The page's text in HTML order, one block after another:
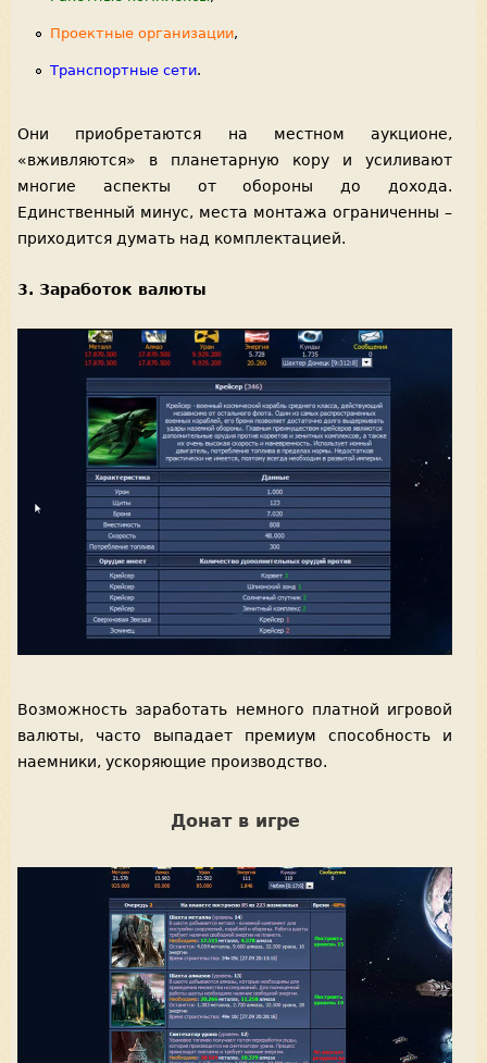
Проектные организации,
Транспортные сети.
Они приобретаются на местном аукционе,
«вживляются» в планетарную кору и усиливают
многие аспекты от обороны до дохода.
Единственный минус, места монтажа ограниченны –
приходится думать над комплектацией.
3. Заработок валюты
Возможность заработать немного платной игровой
валюты, часто выпадает премиум способность и
наемники, ускоряющие производство.
Донат в игре